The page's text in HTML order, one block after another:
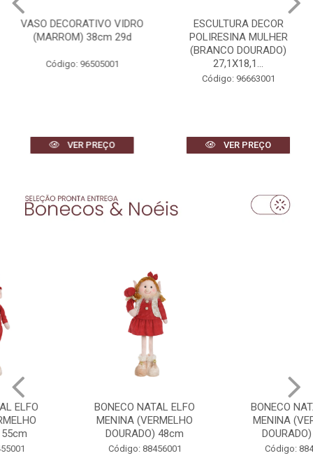
VASO DECORATIVO VIDRO
(MARROM) 38cm 29d
Código: 96505001
VER PREÇO
ESCULTURA DECOR
POLIRESINA MULHER
(BRANCO DOURADO)
27,1X18,1...
Código: 96663001
VER PREÇO
BONECO NATAL ELFO
MENINA (VERMELHO
DOURADO) 48cm
Código: 88456001
BONECO NATAL ELFO
MENINA (VERMELHO
DOURADO) 42cm
Código: 88459001